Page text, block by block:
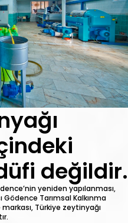
değildir.
yeniden yapılanması,
Tarımsal Kalkınma
Türkiye zeytinyağı